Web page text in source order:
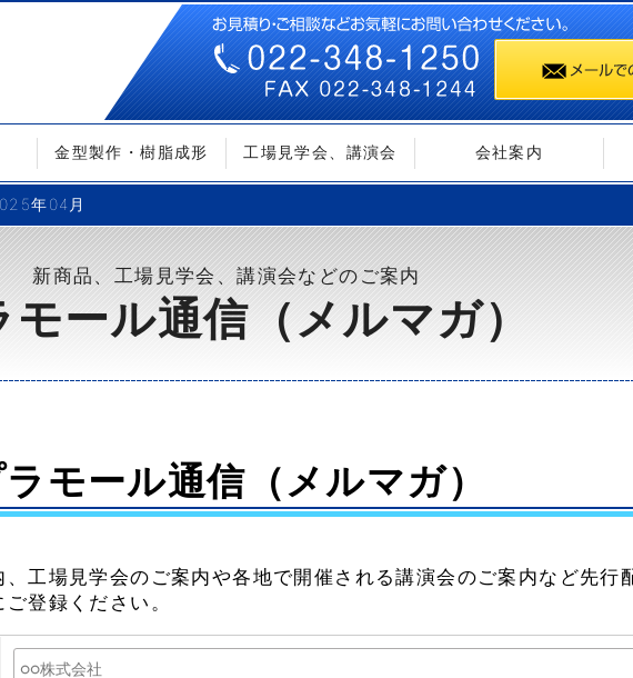
金型製作・樹脂成形 工場見学会、講演会 会社案内
年04月
新商品、工場見学会、講演会などのご案内
モール通信（メルマガ）
ラモール通信（メルマガ）
工場見学会のご案内や各地で開催される講演会のご案内など先行
登録ください。